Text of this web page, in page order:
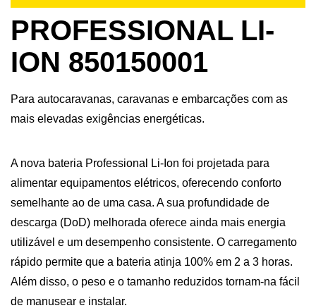
PROFESSIONAL LI-
ION 850150001
Para autocaravanas, caravanas e embarcações com as
mais elevadas exigências energéticas.
A nova bateria Professional Li-Ion foi projetada para
alimentar equipamentos elétricos, oferecendo conforto
semelhante ao de uma casa. A sua profundidade de
descarga (DoD) melhorada oferece ainda mais energia
utilizável e um desempenho consistente. O carregamento
rápido permite que a bateria atinja 100% em 2 a 3 horas.
Além disso, o peso e o tamanho reduzidos tornam-na fácil
de manusear e instalar.